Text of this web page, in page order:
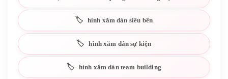
hình xăm dán siêu bền
hình xăm dán sự kiện
hình xăm dán team building